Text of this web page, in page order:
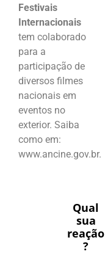
Festivais
Internacionais
tem colaborado
para a
participação de
diversos filmes
nacionais em
eventos no
exterior. Saiba
como em:
www.ancine.gov.br.
Qual
sua
reação
?